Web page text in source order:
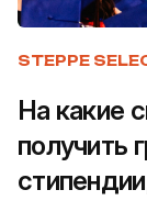
STEPPE
На какие
получить